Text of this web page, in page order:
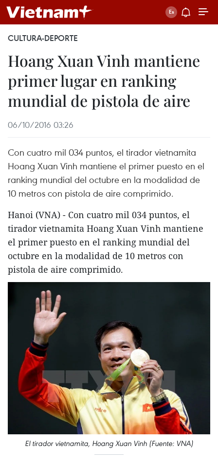
CULTURA-DEPORTE
Hoang Xuan Vinh mantiene
primer lugar en ranking
mundial de pistola de aire
06/10/2016 03:26
Con cuatro mil 034 puntos, el tirador vietnamita
Hoang Xuan Vinh mantiene el primer puesto en el
ranking mundial del octubre en la modalidad de
10 metros con pistola de aire comprimido.
Hanoi (VNA) - Con cuatro mil 034 puntos, el
tirador vietnamita Hoang Xuan Vinh mantiene
el primer puesto en el ranking mundial del
octubre en la modalidad de 10 metros con
pistola de aire comprimido.
El tirador vietnamita, Hoang Xuan Vinh (Fuente: VNA)